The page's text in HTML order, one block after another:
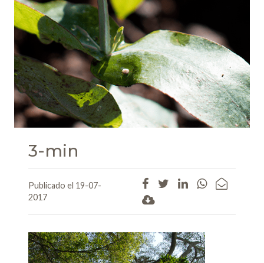
3-min
Publicado el 19-07-
2017